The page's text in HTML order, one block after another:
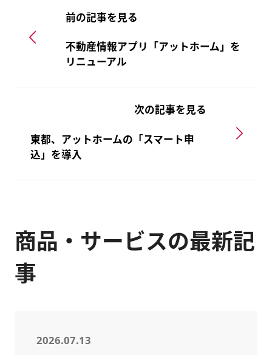
前の記事を見る
不動産情報アプリ「アットホーム」を
リニューアル
次の記事を見る
東都、アットホームの「スマート申
込」を導入
商品・サービスの最新記
事
2026.07.13